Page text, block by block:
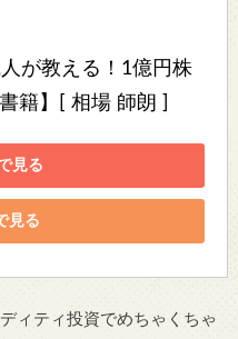
が教える！1億円株
籍】[ 相場 師朗 ]
見る
見る
ィティ投資でめちゃくちゃ